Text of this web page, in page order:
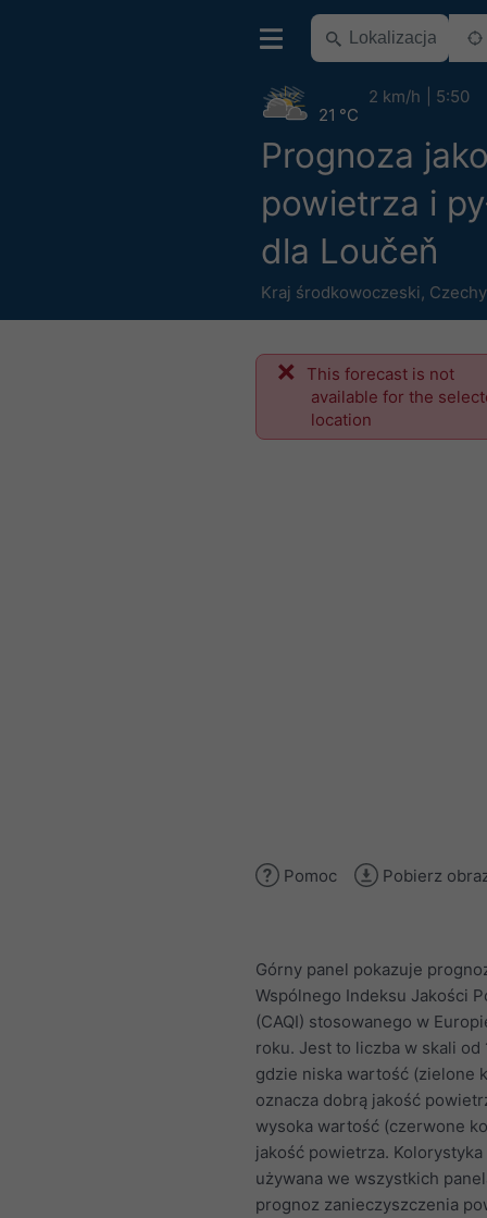
Prognoza
powietrza i
dla Loučeň
Kraj środkowoczeski, Czechy
21 °C
2 km/h 5:50
This forecast is not
available for the
location
Pomoc Pobierz
Górny panel pokazuje
Wspólnego Indeksu Jakości
(CAQI) stosowanego w
roku. Jest to liczba w skali od
gdzie niska wartość (zielone
oznacza dobrą jakość
wysoka wartość (czerwone
jakość powietrza. Kolorystyka
używana we wszystkich
prognoz zanieczyszczenia